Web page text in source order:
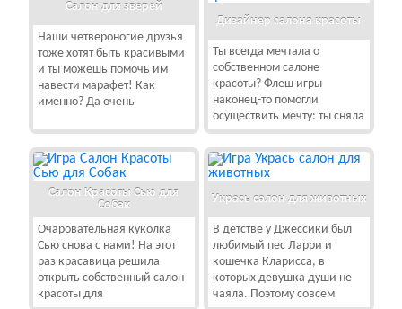
Салон для зверей
Наши четвероногие друзья
тоже хотят быть красивыми
и ты можешь помочь им
навести марафет! Как
именно? Да очень
Дизайнер салона красоты
Ты всегда мечтала о
собственном салоне
красоты? Флеш игры
наконец-то помогли
осуществить мечту: ты сняла
Салон Красоты Сью для
Собак
Очаровательная куколка
Сью снова с нами! На этот
раз красавица решила
открыть собственный салон
красоты для
Укрась салон для животных
В детстве у Джессики был
любимый пес Ларри и
кошечка Кларисса, в
которых девушка души не
чаяла. Поэтому совсем